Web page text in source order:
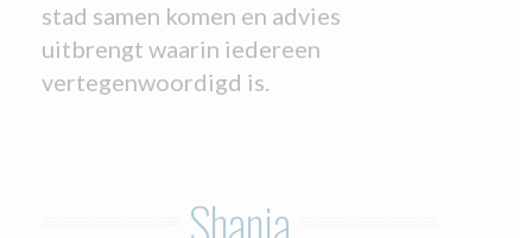
stad samen komen en advies
uitbrengt waarin iedereen
vertegenwoordigd is.
Shania